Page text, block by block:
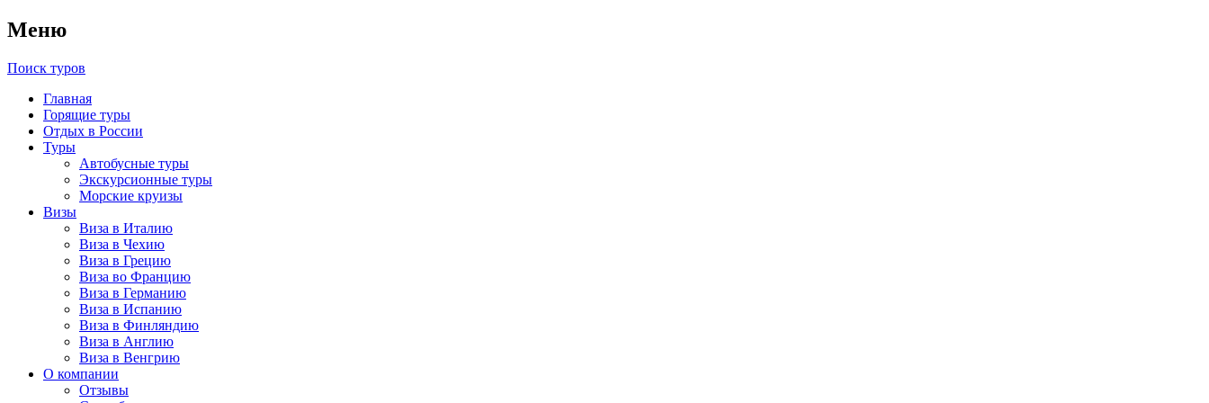
Меню
Поиск туров
Главная
Горящие туры
Отдых в России
Туры
Автобусные туры
Экскурсионные туры
Морские круизы
Визы
Виза в Италию
Виза в Чехию
Виза в Грецию
Виза во Францию
Виза в Германию
Виза в Испанию
Виза в Финляндию
Виза в Англию
Виза в Венгрию
О компании
Отзывы